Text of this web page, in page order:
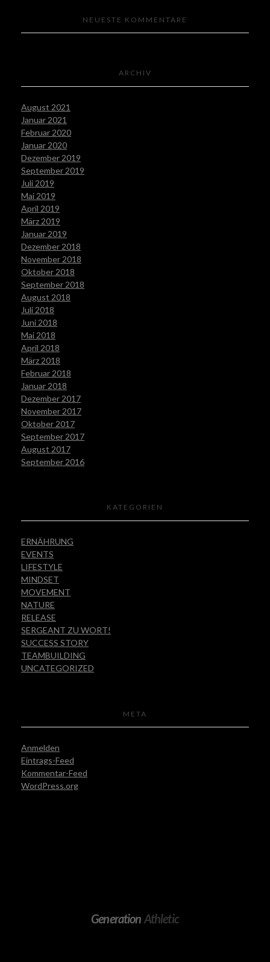
NEUESTE KOMMENTARE
ARCHIV
August 2021
Januar 2021
Februar 2020
Januar 2020
Dezember 2019
September 2019
Juli 2019
Mai 2019
April 2019
März 2019
Januar 2019
Dezember 2018
November 2018
Oktober 2018
September 2018
August 2018
Juli 2018
Juni 2018
Mai 2018
April 2018
März 2018
Februar 2018
Januar 2018
Dezember 2017
November 2017
Oktober 2017
September 2017
August 2017
September 2016
KATEGORIEN
ERNÄHRUNG
EVENTS
LIFESTYLE
MINDSET
MOVEMENT
NATURE
RELEASE
SERGEANT ZU WORT!
SUCCESS STORY
TEAMBUILDING
UNCATEGORIZED
META
Anmelden
Eintrags-Feed
Kommentar-Feed
WordPress.org
Generation Athletic